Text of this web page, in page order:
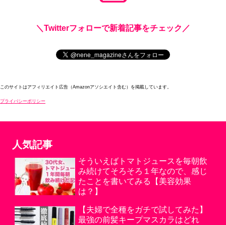
＼Twitterフォローで新着記事をチェック／
このサイトはアフィリエイト広告（Amazonアソシエイト含む）を掲載しています。
プライバシーポリシー
人気記事
そういえばトマトジュースを毎朝飲
み続けてそろそろ１年なので、感じ
たことを書いてみる【美容効果
は？】
【夫婦で全種をガチで試してみた】
最強の前髪キープマスカラはどれ